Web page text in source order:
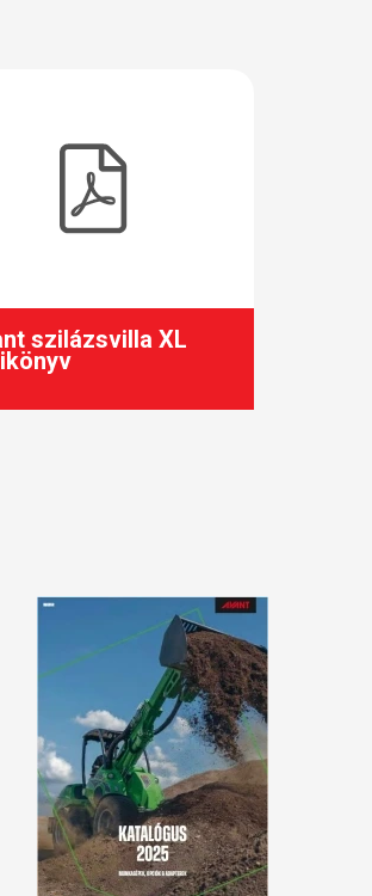
szilázsvilla XL